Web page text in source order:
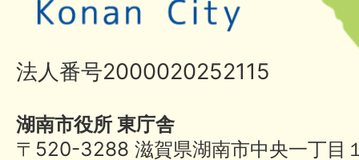
法人番号2000020252115
湖南市役所 東庁舎
〒520-3288 滋賀県湖南市中央一丁目